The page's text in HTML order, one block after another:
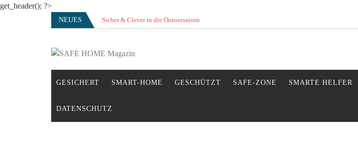
get_header(); ?>
NEUES Sicher & Clever in die Outoorsaison
SAFE HOME Magazin
Sicherlich sicher ich
GESICHERT SMART-HOME GESCHÜTZT SAFE-ZONE SMARTE HELFER
DATENSCHUTZ